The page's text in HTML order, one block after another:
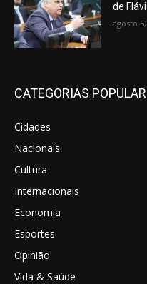
de
agosto
CATEGORIAS
Cidades
Nacionais
Cultura
Internacionais
Economia
Esportes
Opinião
Vida & Saúde